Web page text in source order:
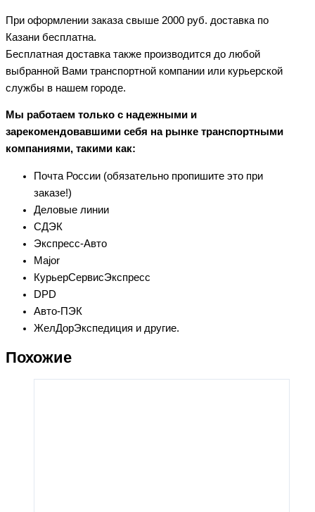
При оформлении заказа свыше 2000 руб. доставка по
Казани бесплатна.
Бесплатная доставка также производится до любой
выбранной Вами транспортной компании или курьерской
службы в нашем городе.
Мы работаем только с надежными и
зарекомендовавшими себя на рынке транспортными
компаниями, такими как:
Почта России (обязательно пропишите это при
заказе!)
Деловые линии
СДЭК
Экспресс-Авто
Major
КурьерСервисЭкспресс
DPD
Авто-ПЭК
ЖелДорЭкспедиция и другие.
Похожие